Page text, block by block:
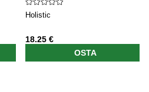
Holistic
18.25 €
OSTA